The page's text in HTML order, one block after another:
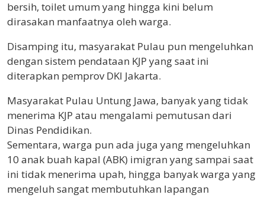
bersih, toilet umum yang hingga kini belum
dirasakan manfaatnya oleh warga.
Disamping itu, masyarakat Pulau pun mengeluhkan
dengan sistem pendataan KJP yang saat ini
diterapkan pemprov DKI Jakarta.
Masyarakat Pulau Untung Jawa, banyak yang tidak
menerima KJP atau mengalami pemutusan dari
Dinas Pendidikan.
Sementara, warga pun ada juga yang mengeluhkan
10 anak buah kapal (ABK) imigran yang sampai saat
ini tidak menerima upah, hingga banyak warga yang
mengeluh sangat membutuhkan lapangan